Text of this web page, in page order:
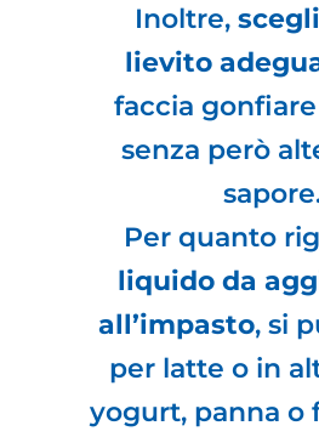
Inoltre,
lievito
faccia
senza però
Per quanto
liquido da
all’impasto, si
per latte o in
yogurt, panna o